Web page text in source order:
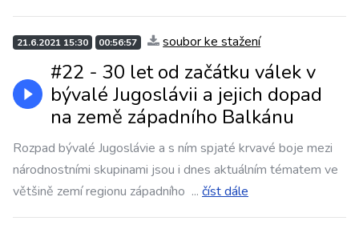
21.6.2021 15:30 00:56:57 soubor ke stažení
#22 - 30 let od začátku válek v
bývalé Jugoslávii a jejich dopad
na země západního Balkánu
Rozpad bývalé Jugoslávie a s ním spjaté krvavé boje mezi
národnostními skupinami jsou i dnes aktuálním tématem ve
většině zemí regionu západního ... číst dále